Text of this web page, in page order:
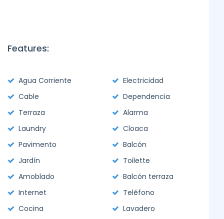
Features:
Agua Corriente
Electricidad
Cable
Dependencia
Terraza
Alarma
Laundry
Cloaca
Pavimento
Balcón
Jardín
Toilette
Amoblado
Balcón terraza
Internet
Teléfono
Cocina
Lavadero